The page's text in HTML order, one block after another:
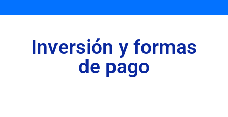
Inversión y formas
de pago